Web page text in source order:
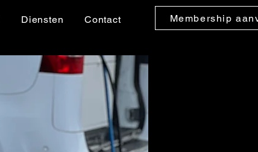
Diensten Contact Membership